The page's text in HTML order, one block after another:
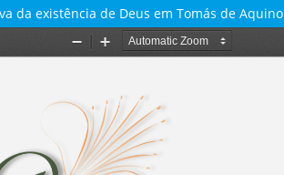
da existência de Deus em Tomás de Aquino